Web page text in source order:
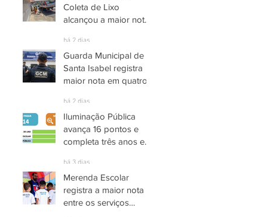
Coleta de Lixo
alcançou a maior nota
avaliados em
Piracicaba
há 2 dias
Guarda Municipal de
Santa Isabel registra
maior nota em quatro
INDSAT
há 2 dias
Iluminação Pública
avança 16 pontos e
completa três anos em
Satisfação em
Itaquaquecetuba
há 3 dias
Merenda Escolar
registra a maior nota
entre os serviços